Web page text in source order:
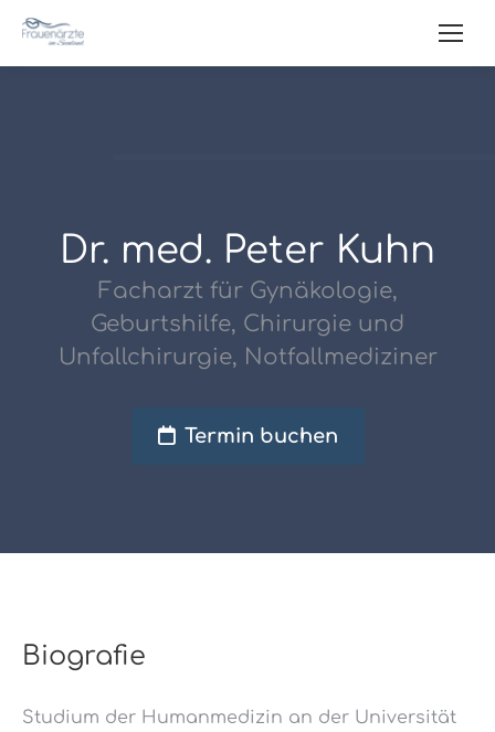
Dr. med. Peter Kuhn
Facharzt für Gynäkologie,
Geburtshilfe, Chirurgie und
Unfallchirurgie, Notfallmediziner
Termin buchen
Biografie
Studium der Humanmedizin an der Universität